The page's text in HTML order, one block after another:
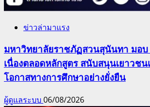
ข่าวล่ามาแรง
มหาวิทยาลัยราชภัฏสวนสุนันทา มอ
เนื่องตลอดหลักสูตร สนับสนุนเยาวชน
โอกาสทางการศึกษาอย่างยั่งยืน
ผู้ดูแลระบบ 06/08/2026